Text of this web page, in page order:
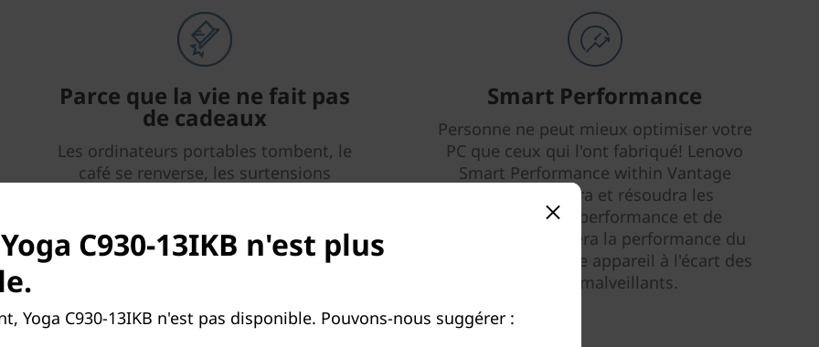
Parce que la vie ne fait pas
de cadeaux
Les ordinateurs portables tombent, le
café se renverse, les surtensions
n'aurez pas à vous inquiéter. Ce plan de
protection à coût fixe, à terme et en
important encore, il vous rassure que
Smart Performance
Personne ne peut mieux optimiser votre
PC que ceux qui l'ont fabriqué! Lenovo
Smart Performance within Vantage
diagnostiquera et résoudra les
problèmes de performance et de
sécurité, améliorera la performance du
PC et gardera votre appareil à l'écart des
logiciels malveillants.
C930-13IKB n'est plus
Yoga C930-13IKB n'est pas disponible. Pouvons-nous suggérer :